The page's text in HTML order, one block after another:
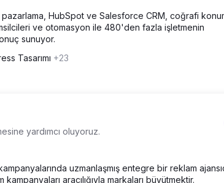
HubSpot ve Salesforce CRM, coğrafi
ve otomasyon ile 480'den fazla işletmenin
sunuyor.
Tasarımı +23
yardımcı oluyoruz.
uzmanlaşmış entegre bir reklam
aracılığıyla markaları büyütmektir.